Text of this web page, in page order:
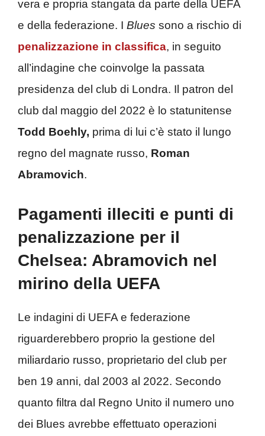
vera e propria stangata da parte della UEFA
e della federazione. I Blues sono a rischio di
penalizzazione in classifica, in seguito
all’indagine che coinvolge la passata
presidenza del club di Londra. Il patron del
club dal maggio del 2022 è lo statunitense
Todd Boehly, prima di lui c’è stato il lungo
regno del magnate russo, Roman
Abramovich.
Pagamenti illeciti e punti di
penalizzazione per il
Chelsea: Abramovich nel
mirino della UEFA
Le indagini di UEFA e federazione
riguarderebbero proprio la gestione del
miliardario russo, proprietario del club per
ben 19 anni, dal 2003 al 2022. Secondo
quanto filtra dal Regno Unito il numero uno
dei Blues avrebbe effettuato operazioni